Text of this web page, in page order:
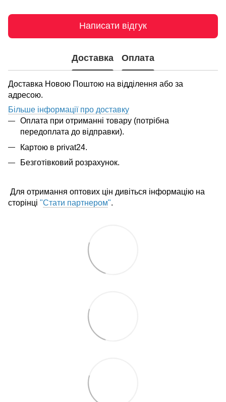
Написати відгук
Доставка Оплата
Доставка Новою Поштою на відділення або за
адресою.
Більше інформації про доставку
Оплата при отриманні товару (потрібна
передоплата до відправки).
Картою в privat24.
Безготівковий розрахунок.
Для отримання оптових цін дивіться інформацію на
сторінці "Стати партнером".